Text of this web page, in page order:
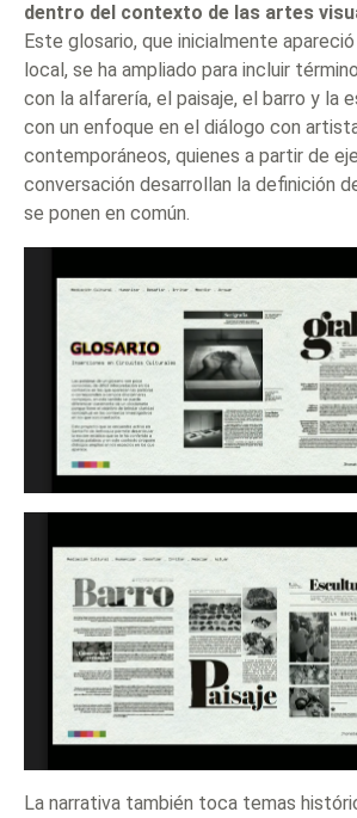
dentro del contexto de las artes
Este glosario, que inicialmente
local, se ha ampliado para incluir
con la alfarería, el paisaje, el barro y la
con un enfoque en el diálogo con
contemporáneos, quienes a partir de
conversación desarrollan la definición
se ponen en común.
La narrativa también toca temas